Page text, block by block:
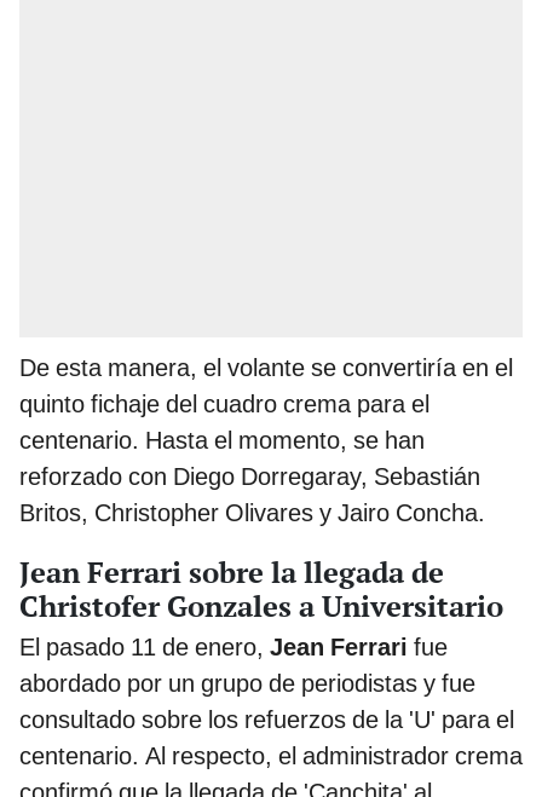
De esta manera, el volante se convertiría en el
quinto fichaje del cuadro crema para el
centenario. Hasta el momento, se han
reforzado con Diego Dorregaray, Sebastián
Britos, Christopher Olivares y Jairo Concha.
Jean Ferrari sobre la llegada de
Christofer Gonzales a Universitario
El pasado 11 de enero, Jean Ferrari fue
abordado por un grupo de periodistas y fue
consultado sobre los refuerzos de la 'U' para el
centenario. Al respecto, el administrador crema